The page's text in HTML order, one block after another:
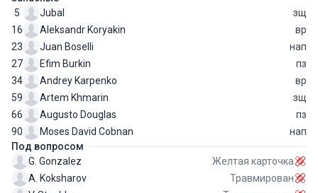
5
Jubal
зщ
16
Aleksandr Koryakin
вр
23
Juan Boselli
нап
27
Efim Burkin
пз
34
Andrey Karpenko
вр
59
Artem Khmarin
зщ
66
Augusto Douglas
пз
90
Moses David Cobnan
нап
Под вопросом
G. Gonzalez
Желтая карточка
A. Koksharov
Травмирован